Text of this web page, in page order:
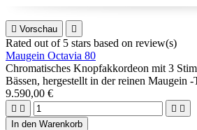
 Vorschau 
Rated out of 5 stars based on review(s)
Maugein Octavia 80
Chromatisches Knopfakkordeon mit 3
Bässen, hergestellt in der reinen Maugein
Mano-Musik, Holzetui...
Möglichkeit 3+3 oder 2+4.
Ideal für fortgeschrittene und
9.590,00 €
   
In den Warenkorb